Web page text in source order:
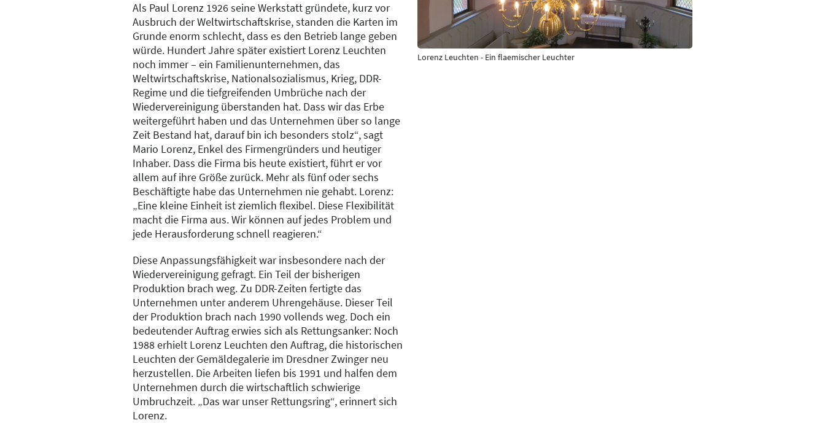
Als Paul Lorenz 1926 seine Werkstatt gründete, kurz vor
Ausbruch der Weltwirtschaftskrise, standen die Karten im
Grunde enorm schlecht, dass es den Betrieb lange geben
würde. Hundert Jahre später existiert Lorenz Leuchten
noch immer – ein Familienunternehmen, das
Weltwirtschaftskrise, Nationalsozialismus, Krieg, DDR-
Regime und die tiefgreifenden Umbrüche nach der
Wiedervereinigung überstanden hat. Dass wir das Erbe
weitergeführt haben und das Unternehmen über so lange
Zeit Bestand hat, darauf bin ich besonders stolz“, sagt
Mario Lorenz, Enkel des Firmengründers und heutiger
Inhaber. Dass die Firma bis heute existiert, führt er vor
allem auf ihre Größe zurück. Mehr als fünf oder sechs
Beschäftigte habe das Unternehmen nie gehabt. Lorenz:
„Eine kleine Einheit ist ziemlich flexibel. Diese Flexibilität
macht die Firma aus. Wir können auf jedes Problem und
jede Herausforderung schnell reagieren.“
Diese Anpassungsfähigkeit war insbesondere nach der
Wiedervereinigung gefragt. Ein Teil der bisherigen
Produktion brach weg. Zu DDR-Zeiten fertigte das
Unternehmen unter anderem Uhrengehäuse. Dieser Teil
der Produktion brach nach 1990 vollends weg. Doch ein
bedeutender Auftrag erwies sich als Rettungsanker: Noch
1988 erhielt Lorenz Leuchten den Auftrag, die historischen
Leuchten der Gemäldegalerie im Dresdner Zwinger neu
herzustellen. Die Arbeiten liefen bis 1991 und halfen dem
Unternehmen durch die wirtschaftlich schwierige
Umbruchzeit. „Das war unser Rettungsring“, erinnert sich
Lorenz.
Lorenz Leuchten - Ein flaemischer Leuchter